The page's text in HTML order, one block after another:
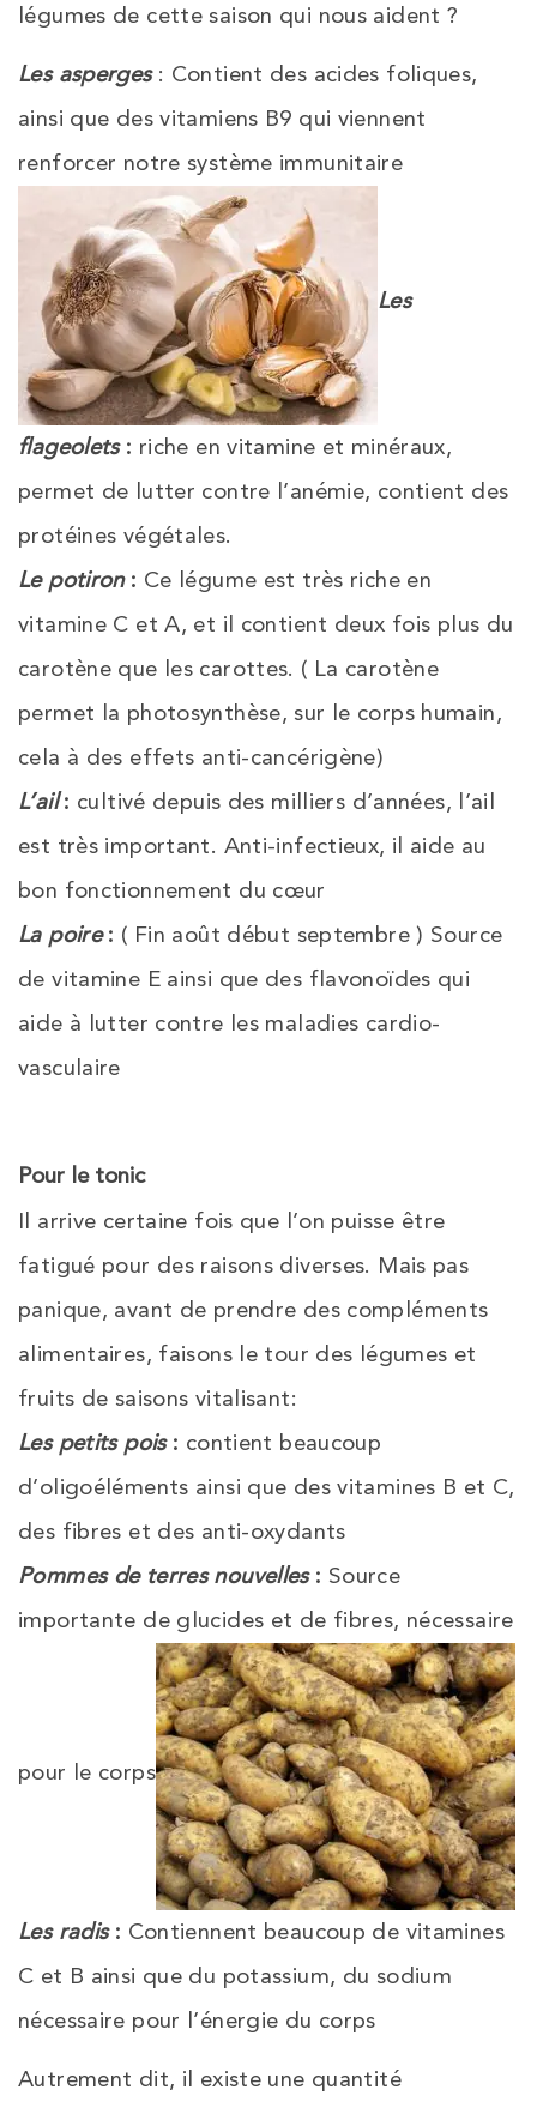
légumes de cette saison qui nous aident ?
Les asperges : Contient des acides foliques,
ainsi que des vitamiens B9 qui viennent
renforcer notre système immunitaire
Les
flageolets: riche en vitamine et minéraux,
permet de lutter contre l’anémie, contient des
protéines végétales.
Le potiron: Ce légume est très riche en
vitamine C et A, et il contient deux fois plus du
carotène que les carottes. ( La carotène
permet la photosynthèse, sur le corps humain,
cela à des effets anti-cancérigène)
L’ail: cultivé depuis des milliers d’années, l’ail
est très important. Anti-infectieux, il aide au
bon fonctionnement du cœur
La poire: ( Fin août début septembre ) Source
de vitamine E ainsi que des flavonoïdes qui
aide à lutter contre les maladies cardio-
vasculaire
Pour le tonic
Il arrive certaine fois que l’on puisse être
fatigué pour des raisons diverses. Mais pas
panique, avant de prendre des compléments
alimentaires, faisons le tour des légumes et
fruits de saisons vitalisant:
Les petits pois: contient beaucoup
d’oligoéléments ainsi que des vitamines B et C,
des fibres et des anti-oxydants
Pommes de terres nouvelles: Source
importante de glucides et de fibres, nécessaire
pour le corps
Les radis: Contiennent beaucoup de vitamines
C et B ainsi que du potassium, du sodium
nécessaire pour l’énergie du corps
Autrement dit, il existe une quantité